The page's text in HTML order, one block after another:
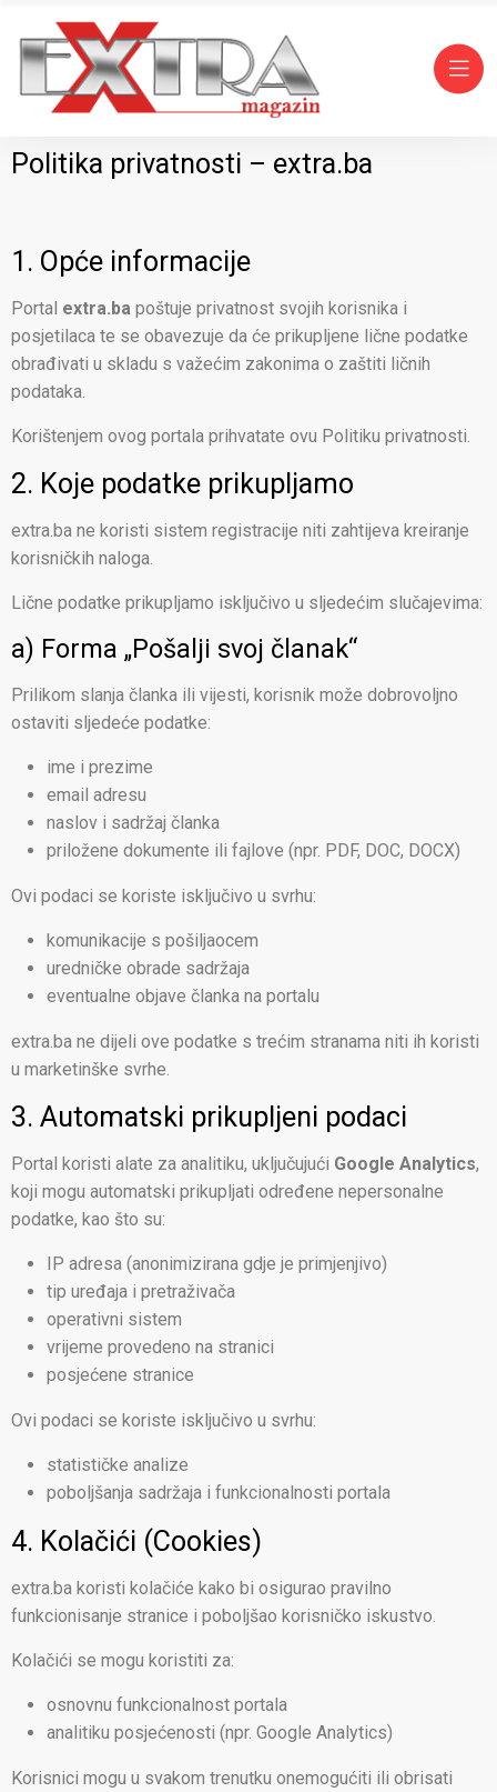
Politika privatnosti – extra.ba
1. Opće informacije
Portal extra.ba poštuje privatnost svojih korisnika i
posjetilaca te se obavezuje da će prikupljene lične podatke
obrađivati u skladu s važećim zakonima o zaštiti ličnih
podataka.
Korištenjem ovog portala prihvatate ovu Politiku privatnosti.
2. Koje podatke prikupljamo
extra.ba ne koristi sistem registracije niti zahtijeva kreiranje
korisničkih naloga.
Lične podatke prikupljamo isključivo u sljedećim slučajevima:
a) Forma „Pošalji svoj članak“
Prilikom slanja članka ili vijesti, korisnik može dobrovoljno
ostaviti sljedeće podatke:
ime i prezime
email adresu
naslov i sadržaj članka
priložene dokumente ili fajlove (npr. PDF, DOC, DOCX)
Ovi podaci se koriste isključivo u svrhu:
komunikacije s pošiljaocem
uredničke obrade sadržaja
eventualne objave članka na portalu
extra.ba ne dijeli ove podatke s trećim stranama niti ih koristi
u marketinške svrhe.
3. Automatski prikupljeni podaci
Portal koristi alate za analitiku, uključujući Google Analytics,
koji mogu automatski prikupljati određene nepersonalne
podatke, kao što su:
IP adresa (anonimizirana gdje je primjenjivo)
tip uređaja i pretraživača
operativni sistem
vrijeme provedeno na stranici
posjećene stranice
Ovi podaci se koriste isključivo u svrhu:
statističke analize
poboljšanja sadržaja i funkcionalnosti portala
4. Kolačići (Cookies)
extra.ba koristi kolačiće kako bi osigurao pravilno
funkcionisanje stranice i poboljšao korisničko iskustvo.
Kolačići se mogu koristiti za:
osnovnu funkcionalnost portala
analitiku posjećenosti (npr. Google Analytics)
Korisnici mogu u svakom trenutku onemogućiti ili obrisati